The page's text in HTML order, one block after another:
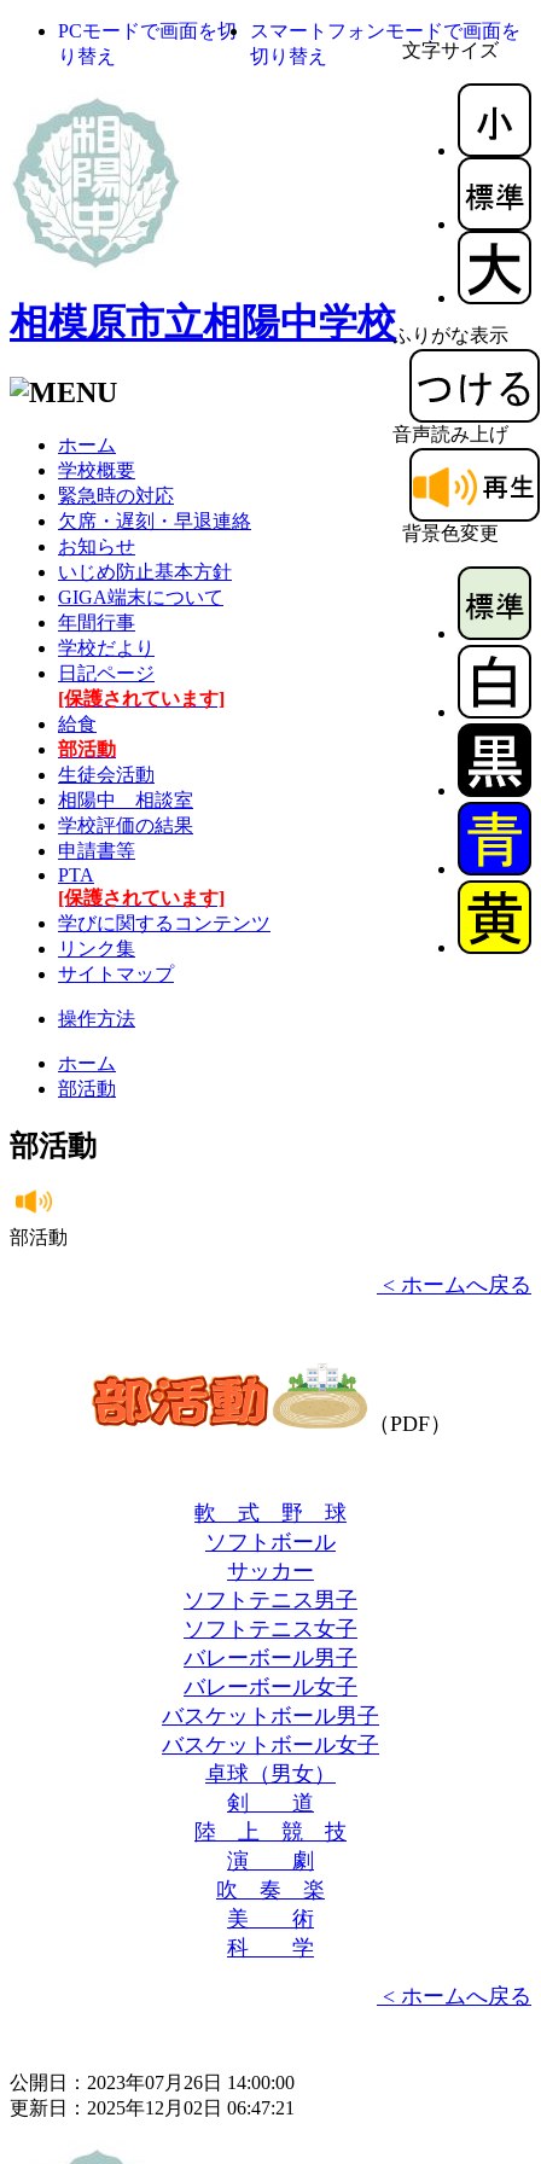
文字サイズ
ふりがな表示
音声読み上げ
背景色変更
PCモードで画面を切
り替え
スマートフォンモードで画面を
切り替え
相模原市立相陽中学校
ホーム
学校概要
緊急時の対応
欠席・遅刻・早退連絡
お知らせ
いじめ防止基本方針
GIGA端末について
年間行事
学校だより
日記ページ
[保護されています]
給食
部活動
生徒会活動
相陽中 相談室
学校評価の結果
申請書等
PTA
[保護されています]
学びに関するコンテンツ
リンク集
サイトマップ
操作方法
ホーム
部活動
部活動
部活動
< ホームへ戻る
（PDF）
軟 式 野 球
ソフトボール
サッカー
ソフトテニス男子
ソフトテニス女子
バレーボール男子
バレーボール女子
バスケットボール男子
バスケットボール女子
卓球（男女）
剣 道
陸 上 競 技
演 劇
吹 奏 楽
美 術
科 学
< ホームへ戻る
公開日：2023年07月26日 14:00:00
更新日：2025年12月02日 06:47:21